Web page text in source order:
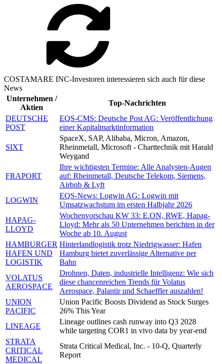
COSTAMARE INC-Investoren interessieren sich auch für diese
News
Unternehmen /
Aktien
Top-Nachrichten
DEUTSCHE
POST
EQS-CMS: Deutsche Post AG: Veröffentlichung
einer Kapitalmarktinformation
SIXT
SpaceX, SAP, Alibaba, Micron, Amazon,
Rheinmetall, Microsoft - Charttechnik mit Harald
Weygand
FRAPORT
Ihre wichtigsten Termine: Alle Analysten-Augen
auf: Rheinmetall, Deutsche Telekom, Siemens,
Airbnb & Lyft
LOGWIN
EQS-News: Logwin AG: Logwin mit
Umsatzwachstum im ersten Halbjahr 2026
HAPAG-
LLOYD
Wochenvorschau KW 33: E.ON, RWE, Hapag-
Lloyd: Mehr als 50 Unternehmen berichten in der
Woche ab 10. August
HAMBURGER
HAFEN UND
LOGISTIK
Hinterlandlogistik trotz Niedrigwasser: Hafen
Hamburg bietet zuverlässige Alternative per
Bahn
VOLATUS
AEROSPACE
Drohnen, Daten, industrielle Intelligenz: Wie sich
diese chancenreichen Trends für Volatus
Aerospace, Palantir und Schaeffler auszahlen!
UNION
PACIFIC
Union Pacific Boosts Dividend as Stock Surges
26% This Year
LINEAGE
Lineage outlines cash runway into Q3 2028
while targeting COR1 in vivo data by year-end
STRATA
CRITICAL
MEDICAL
Strata Critical Medical, Inc. - 10-Q, Quarterly
Report